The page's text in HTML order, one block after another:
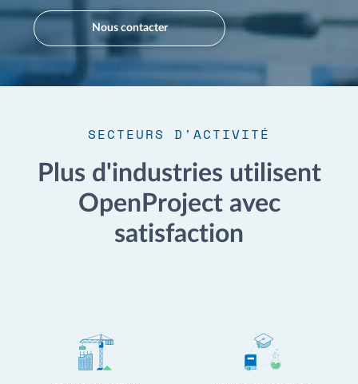
Nous contacter
SECTEURS D'ACTIVITÉ
Plus d'industries utilisent
OpenProject avec
satisfaction